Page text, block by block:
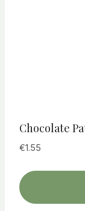
Chocolate
€1.55